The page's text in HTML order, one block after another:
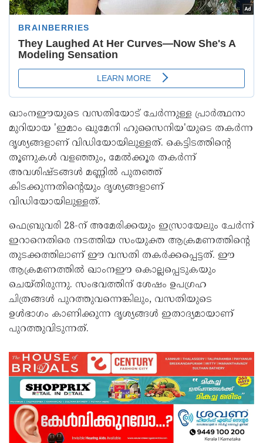
ഖാംനഈയുടെ വസതിയോട് ചേർന്നുള്ള പ്രാർത്ഥനാ
മുറിയായ 'ഇമാം ഖുമേനി ഹുസൈനിയ'യുടെ തകർന്ന
ദൃശ്യങ്ങളാണ് വിഡിയോയിലുള്ളത്. കെട്ടിടത്തിന്റെ
തൂണുകൾ വളഞ്ഞും, മേൽക്കൂര തകർന്ന്
അവശിഷ്ടങ്ങൾ മണ്ണിൽ പുതഞ്ഞ്
കിടക്കുന്നതിന്റെയും ദൃശ്യങ്ങളാണ്
വിഡിയോയിലുള്ളത്.
ഫെബ്രുവരി 28-ന് അമേരിക്കയും ഇസ്രായേലും ചേർന്ന്
ഇറാനെതിരെ നടത്തിയ സംയുക്ത ആക്രമണത്തിന്റെ
തുടക്കത്തിലാണ് ഈ വസതി തകർക്കപ്പെട്ടത്. ഈ
ആക്രമണത്തിൽ ഖാംനഈ കൊല്ലപ്പെടുകയും
ചെയ്തിരുന്നു. സംഭവത്തിന് ശേഷം ഉപഗ്രഹ
ചിത്രങ്ങൾ പുറത്തുവന്നെങ്കിലും, വസതിയുടെ
ഉൾഭാഗം കാണിക്കുന്ന ദൃശ്യങ്ങൾ ഇതാദ്യമായാണ്
പുറത്തുവിടുന്നത്.